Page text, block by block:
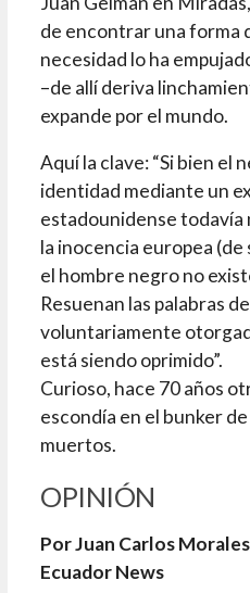
de encontrar una forma
necesidad lo ha
–de allí deriva
expande por el mundo.
Aquí la clave: “Si bien el
identidad mediante un
estadounidense todavía
la inocencia europea
el hombre negro no
Resuenan las palabras
voluntariamente
está siendo oprimido”.
Curioso, hace 70 años
escondía en el bunker
muertos.
OPINIÓN
Por Juan Carlos Morales
Ecuador News